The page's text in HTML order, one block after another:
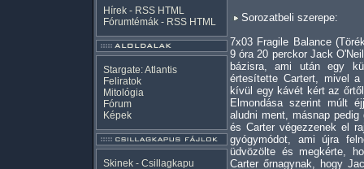
Hírek - RSS HTML
Fórumtémák - RSS HTML
Stargate: Atlantis
Feliratok
Mitológia
Fórum
Képek
Skinek - Csillagkapu
Sorozatbeli szerepe:
7x03 Fragile Balance
9 óra 20 perckor Jack
bázisra, ami után egy
értesítette Cartert, mivel
kívül egy kávét kért az
Elmondása szerint múlt
aludni ment, másnap
és Carter végezzenek el
gyógymódot, ami újra
üdvözölte és megkérte,
Carter őrnagynak, hogy